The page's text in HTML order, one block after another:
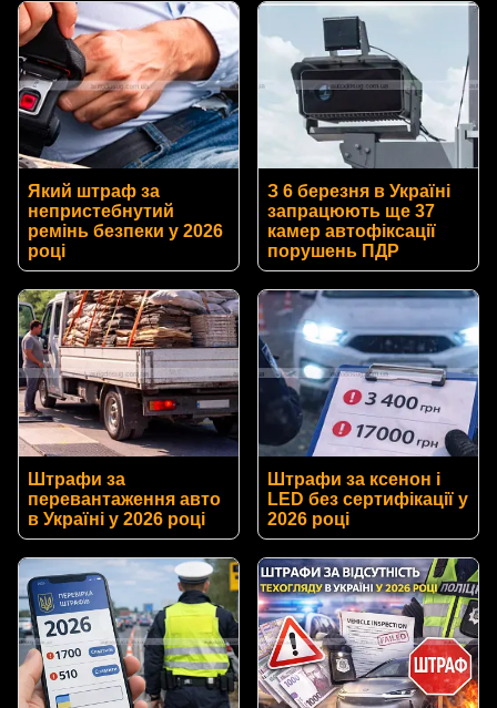
Який штраф за
непристебнутий
ремінь безпеки у 2026
році
З 6 березня в Україні
запрацюють ще 37
камер автофіксації
порушень ПДР
Штрафи за
перевантаження авто
в Україні у 2026 році
Штрафи за ксенон і
LED без сертифікації у
2026 році